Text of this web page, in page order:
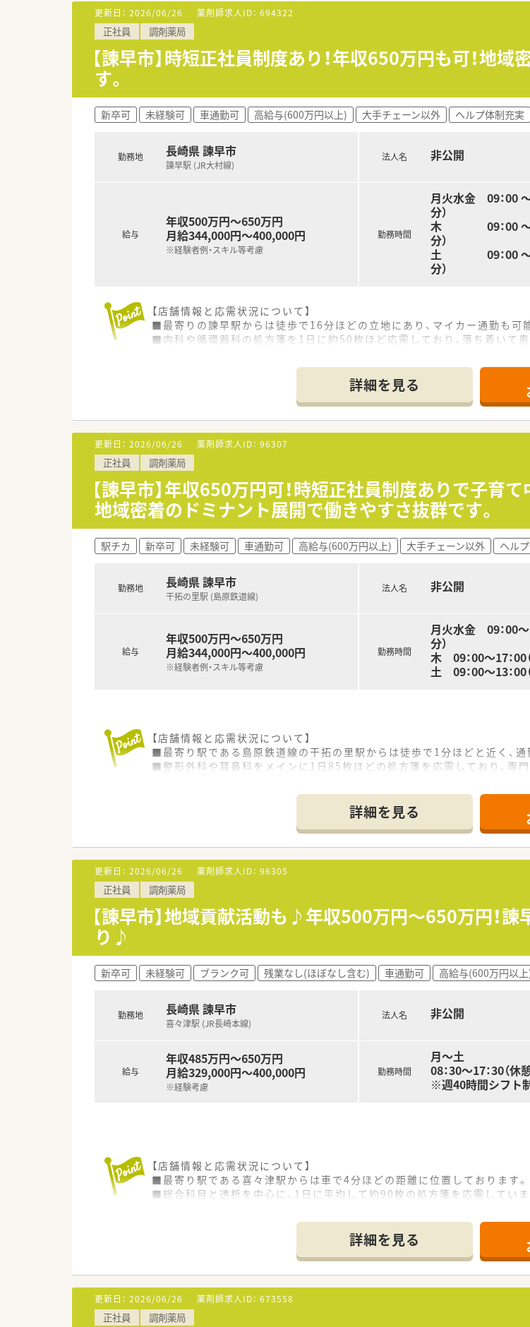
【法人特徴について】
■諫早市内に関連会社を含めて7店舗を展開しており、地域最大級の規模を
■社長自身も薬剤師として現場に立つことがあり、社員の状況をよく理解
■社員の自主性を尊重する風土があり、充実した教育制度を通じて成長を
■正社員としての採用ですが、10時から17時までの時短勤務も相談可能で
■経験や能力を考慮して年収500万円から650万円を提示可能で、高待遇が
更新日： 2026/06/26 薬剤師求人ID： 694322
正社員 調剤薬局
【諫早市】時短正社員制度あり！年収650万円も可！地
す。
新卒可 未経験可 車通勤可 高給与(600万円以上) 大手チェーン以外 ヘルプ体制充実
勤務地 長崎県 諫早市
諫早駅 (JR大村線)
給与
年収500万円～650万円
月給344,000円～400,000円
※経験者例・スキル等考慮
法人名 非公開
勤務時間
月火水金 09：00
分）
木 09：00 〜 17
分）
土 09：00 〜 16
分）
【店舗情報と応需状況について】
■最寄りの諫早駅からは徒歩で16分ほどの立地にあり、マイカー通勤も可
■内科や循環器科の処方箋を1日に約50枚ほど応需しており、落ち着いて患
■体制強化のための増員募集を行っており、前向きに業務に取り組んでい
■経験が浅い方やブランクがある方でも、安心のサポート体制で新しいキ
■特定の店舗だけでなく近隣店舗への応援にも柔軟に対応できる方は、即
【法人特徴について】
■諫早市内のみに特化したドミナント戦略を展開しており、地域医療のイ
■普通の調剤薬局を超えた「セルフ・メディケア・ステーション」を目指し
■ファーストペンギンをスローガンに掲げ、常に新しい取り組みや挑戦を
【求人情報について】
■年収は経験やスキルを考慮して決定されますが、最大で650万円以上の提
■正社員としての採用ですが、17時までの時短勤務も相談可能で子育て中
■県外から転居を伴って入職される方には、上限50万円までの引っ越し費
詳細を見る
更新日： 2026/06/26 薬剤師求人ID： 96307
正社員 調剤薬局
【諫早市】年収650万円可！時短正社員制度ありで子育
地域密着のドミナント展開で働きやすさ抜群です。
駅チカ 新卒可 未経験可 車通勤可 高給与(600万円以上) 大手チェーン以外 ヘル
勤務地 長崎県 諫早市
干拓の里駅 (島原鉄道線)
給与
年収500万円～650万円
月給344,000円～400,000円
※経験者例・スキル等考慮
法人名 非公開
勤務時間
月火水金 09：00～
分）
木 09：00～17：00
土 09：00～13：00
【店舗情報と応需状況について】
■最寄り駅である島原鉄道線の干拓の里駅からは徒歩で1分ほどと近く、通
■整形外科や耳鼻科をメインに1日85枚ほどの処方箋を応需しており、専門
■体制強化のための増員募集を行っており、前向きに業務に取り組んでい
■調剤業務の経験が浅い方やブランクがある方でも、意欲があれば安心し
■特定の店舗だけでなく近隣店舗への応援にも柔軟に対応できる方は、特
【法人特徴について】
■諫早市内のみに特化したドミナント戦略を展開しており、地域医療に深く
■「ファーストペンギン」をスローガンに掲げ、常に新しい取り組みや挑戦
■健康の受け皿である「セルフ・メディケア・ステーション」を目指し、サ
■正社員としての採用ですが、17時までの時短勤務も相談可能で子育て中
■年収は経験やスキルを考慮して決定されますが、最大で650万円以上の
■県外から転居を伴って入職される方には、上限50万円までの引っ越し費
詳細を見る
更新日： 2026/06/26 薬剤師求人ID： 96305
正社員 調剤薬局
【諫早市】地域貢献活動も♪年収500万円～650万円！
り♪
新卒可 未経験可 ブランク可 残業なし(ほぼなし含む) 車通勤可 高給与(600万円以
勤務地 長崎県 諫早市
喜々津駅 (JR長崎本線)
給与
年収485万円～650万円
月給329,000円～400,000円
※経験考慮
法人名 非公開
勤務時間
月～土
08：30～17：30（休
※週40時間シフト
【店舗情報と応需状況について】
■最寄り駅である喜々津駅からは車で4分ほどの距離に位置しております。
■総合科目と透析を中心に、1日に平均して約90枚の処方箋を応需していま
■今回は体制強化のための増員募集であり、即戦力として活躍できる方を
■これまでのご経験やスキルにこだわりはなく、前向きに業務へ取り組め
■諫早市内の複数店舗で勤務可能なフットワークの軽い方を特に優遇いた
【法人特徴について】
■諫早市内のみに店舗を展開するドミナント戦略で、地域医療に深く貢献し
詳細を見る
更新日： 2026/06/26 薬剤師求人ID： 673558
正社員 調剤薬局